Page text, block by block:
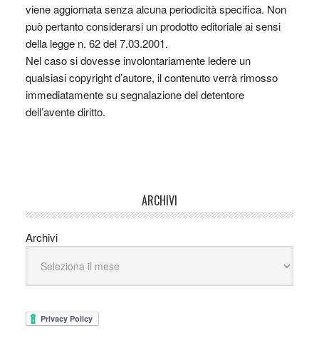
viene aggiornata senza alcuna periodicità specifica. Non
può pertanto considerarsi un prodotto editoriale ai sensi
della legge n. 62 del 7.03.2001.
Nel caso si dovesse involontariamente ledere un
qualsiasi copyright d’autore, il contenuto verrà rimosso
immediatamente su segnalazione del detentore
dell’avente diritto.
ARCHIVI
Archivi